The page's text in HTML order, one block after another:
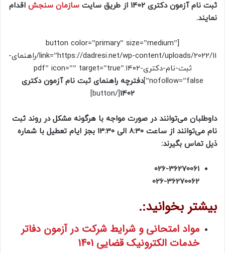
ثبت نام آزمون دکتری 1402 از طریق سایت
سازمان سنجش اقدام
نمایند.
[button color=”primary” size=”medium”
link=”https://dadresi.net/wp-content/uploads/2022/11/راهنمای-
ثبت-نام-دکتری-۱۴۰۲.pdf” icon=”” target=”true”
nofollow=”false”] دفترچه راهنمای ثبت نام آزمون دکتری
1402
[/button]
داوطلبان می‌توانند در صورت مواجه با هرگونه مشکل در روند ثبت
نام می‌توانند از ساعت 8:30 الی 13:30 بجز ایام تعطیل با شماره‌
ذیل تماس بگیرند:
026-36270061
026-36270062
بیشتر بخوانید:.
مواد امتحانی و شرایط شرکت در آزمون دفاتر
خدمات الکترونیک قضایی 1401